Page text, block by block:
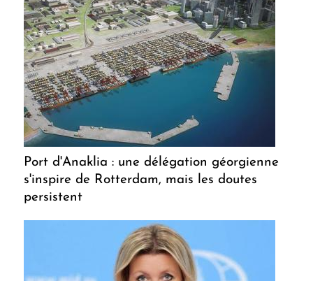
Port d'Anaklia : une délégation géorgienne
s'inspire de Rotterdam, mais les doutes
persistent